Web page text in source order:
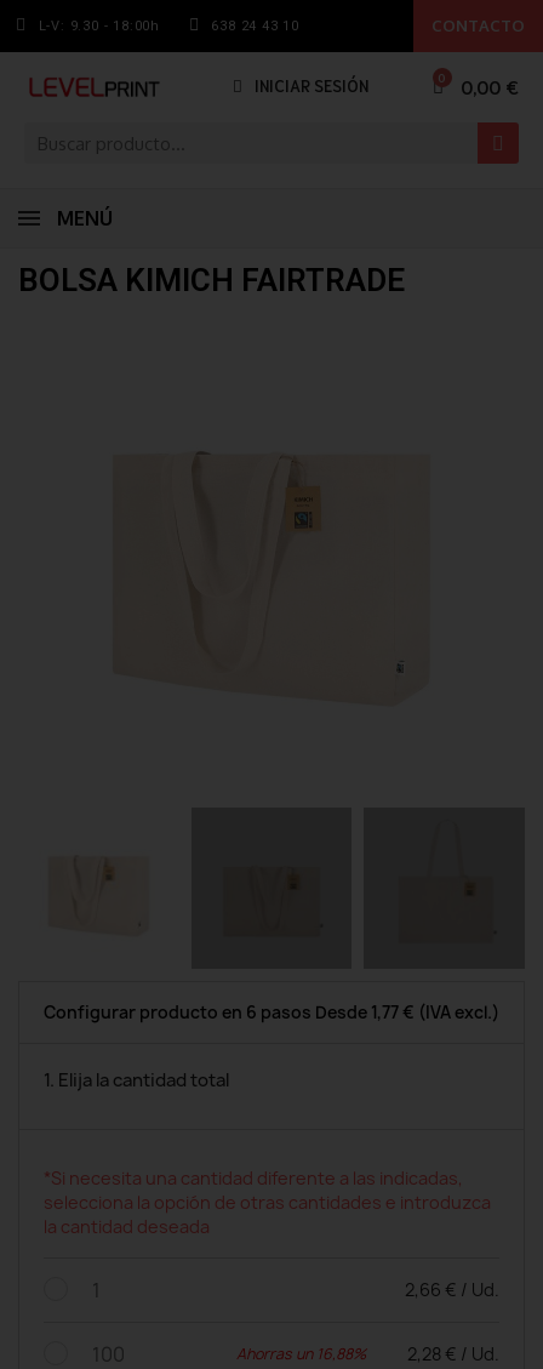
L-V: 9.30 - 18:00h 638 24 43 10 CONTACTO
INICIAR SESIÓN 0,00 €
MENÚ
BOLSA KIMICH FAIRTRADE
Configurar producto en 6 pasos Desde 1,77 € (IVA excl.)
1. Elija la cantidad total
*Si necesita una cantidad diferente a las indicadas,
selecciona la opción de otras cantidades e introduzca
la cantidad deseada
1 2,66 € / Ud.
100 Ahorras un 16,88% 2,28 € / Ud.